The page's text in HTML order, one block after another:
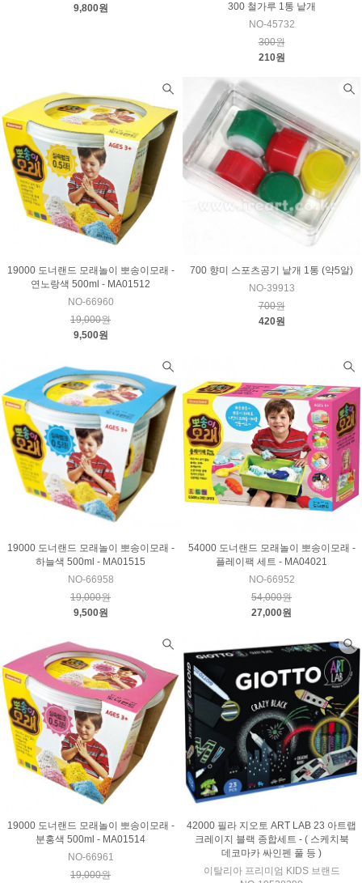
9,800원
300 철가루 1통 낱개
NO-45732
300원
210원
19000 도너랜드 모래놀이 뽀송이모래 -
연노랑색 500ml - MA01512
NO-66960
19,000원
9,500원
700 향미 스포츠공기 낱개 1통 (약5알)
NO-39913
700원
420원
19000 도너랜드 모래놀이 뽀송이모래 -
하늘색 500ml - MA01515
NO-66958
19,000원
9,500원
54000 도너랜드 모래놀이 뽀송이모래 -
플레이팩 세트 - MA04021
NO-66952
54,000원
27,000원
19000 도너랜드 모래놀이 뽀송이모래 -
분홍색 500ml - MA01514
NO-66961
19,000원
42000 필라 지오토 ART LAB 23 아트랩
크레이지 블랙 종합세트 - ( 스케치북
데코마카 싸인펜 풀 등 )
이탈리아 프리미엄 KIDS 브랜드